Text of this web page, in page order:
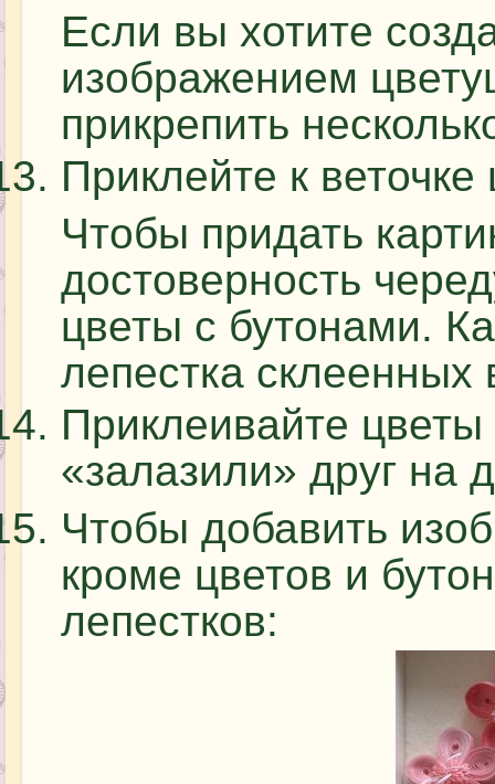
Если вы хотите
изображением
прикрепить
Приклейте к веточке
Чтобы придать
достоверность
цветы с бутонами.
лепестка склеенных
Приклеивайте цветы
«залазили» друг на
Чтобы добавить
кроме цветов и
лепестков: